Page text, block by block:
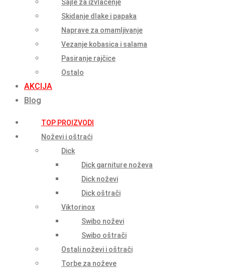
Sajle za izvlačenje
Skidanje dlake i papaka
Naprave za omamljivanje
Vezanje kobasica i salama
Pasiranje rajčice
Ostalo
AKCIJA
Blog
TOP PROIZVODI
Noževi i oštraći
Dick
Dick garniture noževa
Dick noževi
Dick oštrači
Viktorinox
Swibo noževi
Swibo oštrači
Ostali noževi i oštrači
Torbe za noževe